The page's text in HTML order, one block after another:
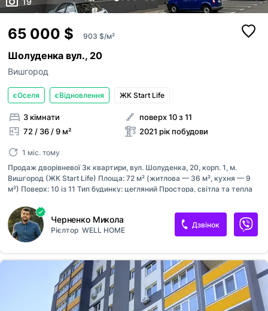
65 000 $ 903 $/м²
Шолуденка вул., 20
Вишгород
єОселя єВідновлення ЖК Start Life
3 кімнати
72 / 36 / 9 м²
поверх 10 з 11
2021 рік побудови
1 міс. тому
Продаж дворівневої 3к квартири, вул. Шолуденка, 20, корп. 1, м.
Вишгород (ЖК Start Life) Площа: 72 м² (житлова — 36 м², кухня — 9
м²) Поверх: 10 із 11 Тип будинку: цегляний Простора, світла та тепла
окремі кімнати, вітальня, кухня, два санвузли, гардеробна та два
засклені балкони. Квартира без ремонту (після забудовника). Стіни —
цегляні, підготовлені під чистове оздоблення. Стеля — бетонна, без
оздоблення. Підлога вирівняна. Повністю розведені електропроводка,
системи водопостачання та каналізації. Встановлено лічильники на
воду, тепло й електроенергію. Будинок має власну газову котельню
на даху. Будівля зведена з червоної цегли...
Черненко Микола
Рієлтор WELL HOME
Дзвінок